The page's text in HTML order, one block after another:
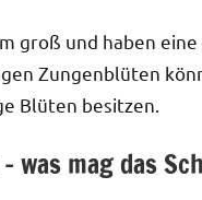
groß und haben
Zungenblüten
Blüten besitzen.
was mag das